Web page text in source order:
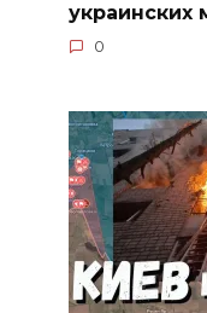
украинских
0